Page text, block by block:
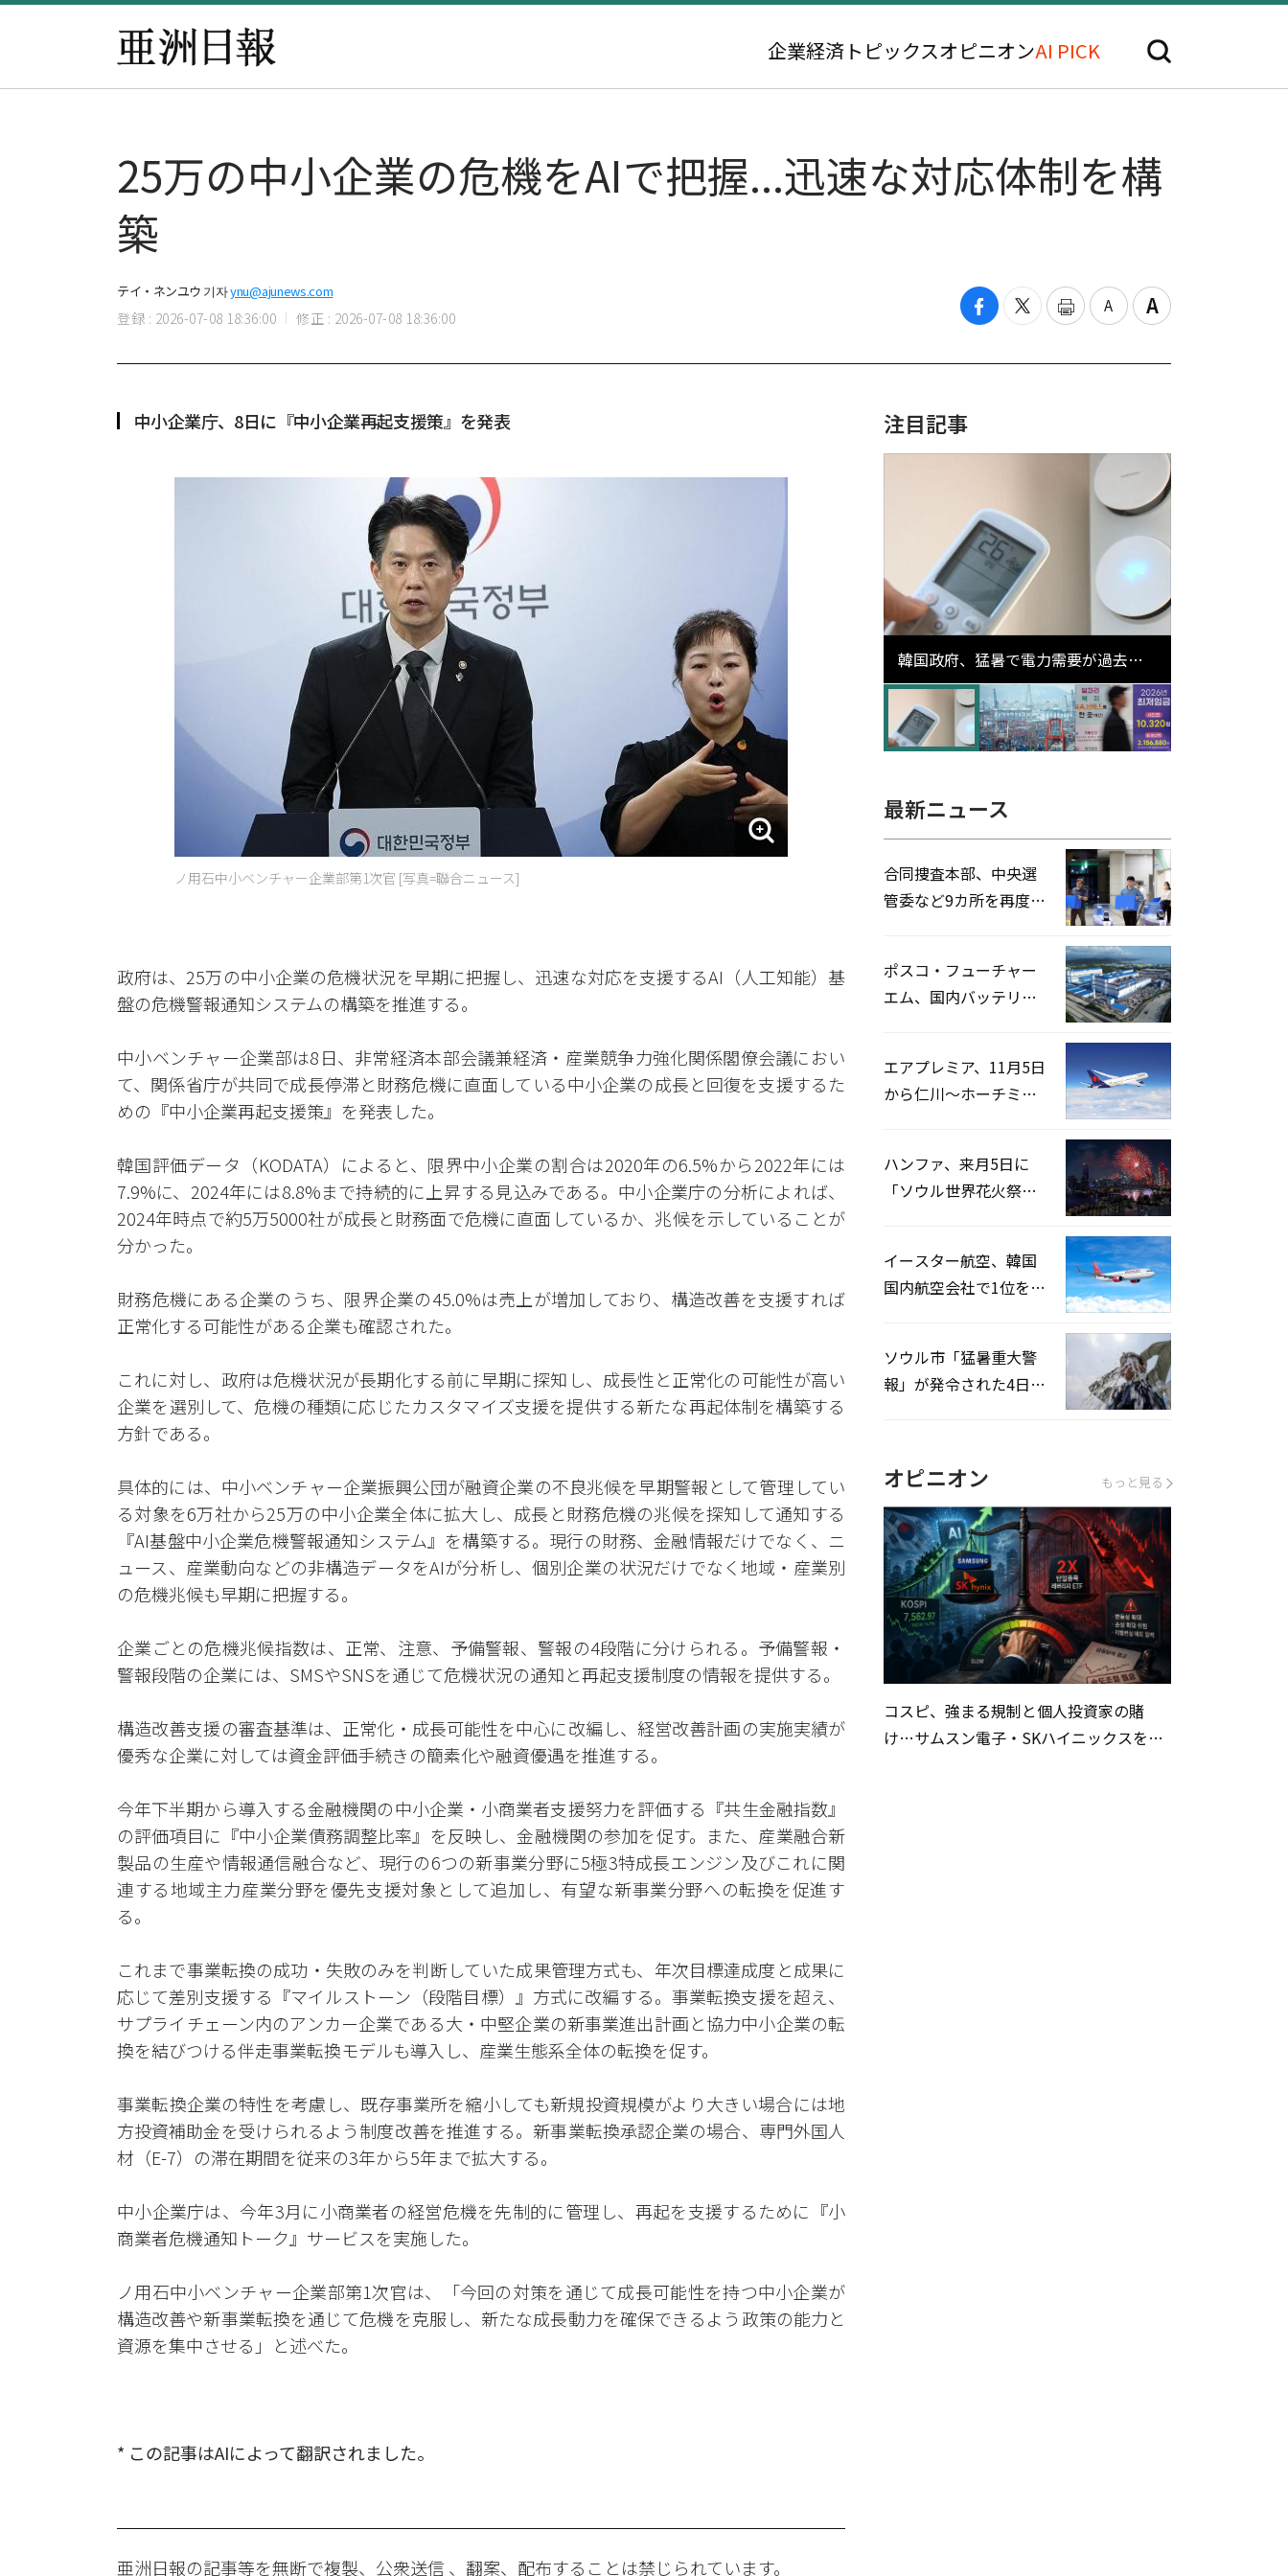
企業経済 トピックスオピニオンAI PICK
25万の中小企業の危機をAIで把握...迅速な対応体制を構
築
テイ・ネンユウ 기자ynu@ajunews.com
登録 : 2026-07-08 18:36:00 修正 : 2026-07-08 18:36:00
中小企業庁、8日に『中小企業再起支援策』を発表
ノ用石中小ベンチャー企業部第1次官 [写真=聯合ニュース]
政府は、25万の中小企業の危機状況を早期に把握し、迅速な対応を支援するAI（人工知能）基
盤の危機警報通知システムの構築を推進する。
中小ベンチャー企業部は8日、非常経済本部会議兼経済・産業競争力強化関係閣僚会議におい
て、関係省庁が共同で成長停滞と財務危機に直面している中小企業の成長と回復を支援するた
めの『中小企業再起支援策』を発表した。
韓国評価データ（KODATA）によると、限界中小企業の割合は2020年の6.5%から2022年には
7.9%に、2024年には8.8%まで持続的に上昇する見込みである。中小企業庁の分析によれば、
2024年時点で約5万5000社が成長と財務面で危機に直面しているか、兆候を示していることが
分かった。
財務危機にある企業のうち、限界企業の45.0%は売上が増加しており、構造改善を支援すれば
正常化する可能性がある企業も確認された。
これに対し、政府は危機状況が長期化する前に早期に探知し、成長性と正常化の可能性が高い
企業を選別して、危機の種類に応じたカスタマイズ支援を提供する新たな再起体制を構築する
方針である。
具体的には、中小ベンチャー企業振興公団が融資企業の不良兆候を早期警報として管理してい
る対象を6万社から25万の中小企業全体に拡大し、成長と財務危機の兆候を探知して通知する
『AI基盤中小企業危機警報通知システム』を構築する。現行の財務、金融情報だけでなく、ニ
ュース、産業動向などの非構造データをAIが分析し、個別企業の状況だけでなく地域・産業別
の危機兆候も早期に把握する。
企業ごとの危機兆候指数は、正常、注意、予備警報、警報の4段階に分けられる。予備警報・
警報段階の企業には、SMSやSNSを通じて危機状況の通知と再起支援制度の情報を提供する。
構造改善支援の審査基準は、正常化・成長可能性を中心に改編し、経営改善計画の実施実績が
優秀な企業に対しては資金評価手続きの簡素化や融資優遇を推進する。
今年下半期から導入する金融機関の中小企業・小商業者支援努力を評価する『共生金融指数』
の評価項目に『中小企業債務調整比率』を反映し、金融機関の参加を促す。また、産業融合新
製品の生産や情報通信融合など、現行の6つの新事業分野に5極3特成長エンジン及びこれに関
連する地域主力産業分野を優先支援対象として追加し、有望な新事業分野への転換を促進す
る。
これまで事業転換の成功・失敗のみを判断していた成果管理方式も、年次目標達成度と成果に
応じて差別支援する『マイルストーン（段階目標）』方式に改編する。事業転換支援を超え、
サプライチェーン内のアンカー企業である大・中堅企業の新事業進出計画と協力中小企業の転
換を結びつける伴走事業転換モデルも導入し、産業生態系全体の転換を促す。
事業転換企業の特性を考慮し、既存事業所を縮小しても新規投資規模がより大きい場合には地
方投資補助金を受けられるよう制度改善を推進する。新事業転換承認企業の場合、専門外国人
材（E-7）の滞在期間を従来の3年から5年まで拡大する。
中小企業庁は、今年3月に小商業者の経営危機を先制的に管理し、再起を支援するために『小
商業者危機通知トーク』サービスを実施した。
ノ用石中小ベンチャー企業部第1次官は、「今回の対策を通じて成長可能性を持つ中小企業が
構造改善や新事業転換を通じて危機を克服し、新たな成長動力を確保できるよう政策の能力と
資源を集中させる」と述べた。
* この記事はAIによって翻訳されました。
亜洲日報の記事等を無断で複製、公衆送信 、翻案、配布することは禁じられています。
注目記事
韓国政府、猛暑で電力需要が過去最
高更新の可能性に需給対応体制を点
検
最新ニュース
合同捜査本部、中央選
管委など9カ所を再度家
ポスコ・フューチャー
エム、国内バッテリー
エアプレミア、11月5日
から仁川〜ホーチミン
ハンファ、来月5日に
「ソウル世界花火祭り
イースター航空、韓国
国内航空会社で1位を記
ソウル市「猛暑重大警
報」が発令された4日、
オピニオン もっと見る
コスピ、強まる規制と個人投資家の賭
け…サムスン電子・SKハイニックスを巡